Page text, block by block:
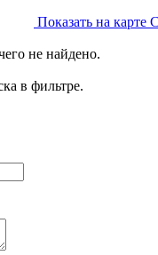
Показать на карте
не найдено.
в фильтре.